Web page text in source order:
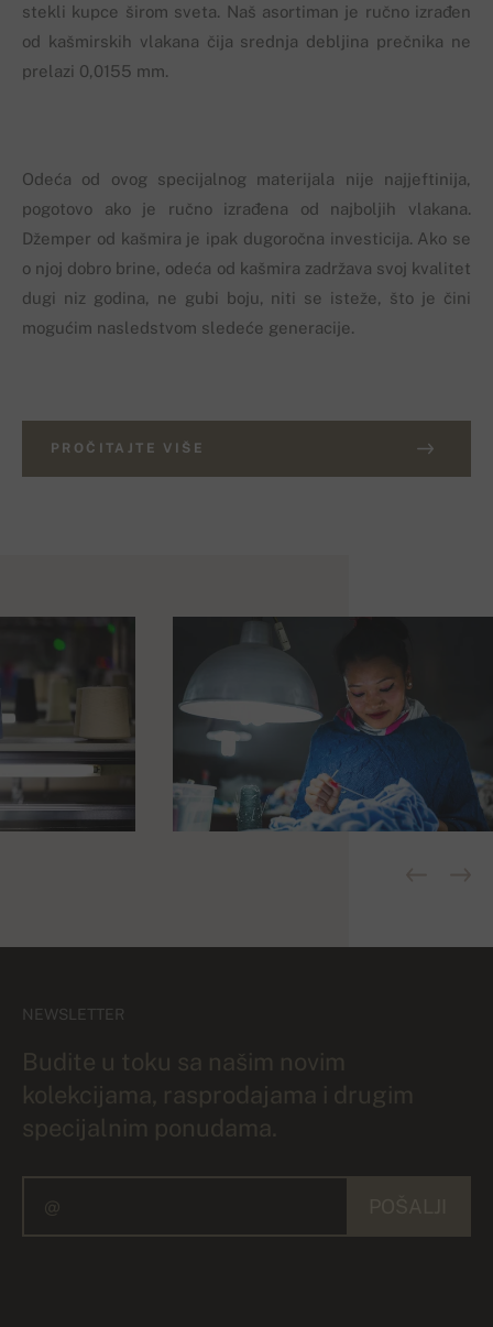
stekli kupce širom sveta. Naš asortiman je ručno izrađen
od kašmirskih vlakana čija srednja debljina prečnika ne
prelazi 0,0155 mm.
Odeća od ovog specijalnog materijala nije najjeftinija,
pogotovo ako je ručno izrađena od najboljih vlakana.
Džemper od kašmira je ipak dugoročna investicija. Ako se
o njoj dobro brine, odeća od kašmira zadržava svoj kvalitet
dugi niz godina, ne gubi boju, niti se isteže, što je čini
mogućim nasledstvom sledeće generacije.
PROČITAJTE VIŠE
NEWSLETTER
Budite u toku sa našim novim
kolekcijama, rasprodajama i drugim
specijalnim ponudama.